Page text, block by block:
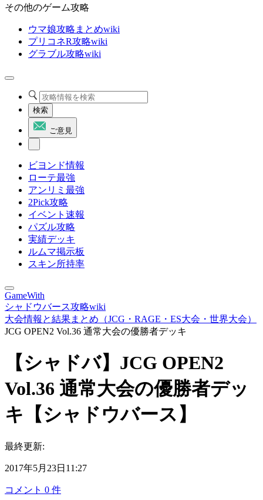
その他のゲーム攻略
ウマ娘攻略まとめwiki
プリコネR攻略wiki
グラブル攻略wiki
検索
ご意見
ビヨンド情報
ローテ最強
アンリミ最強
2Pick攻略
イベント速報
パズル攻略
実績デッキ
ルムマ掲示板
スキン所持率
GameWith
シャドウバース攻略wiki
大会情報と結果まとめ（JCG・RAGE・ES大会・世界大会）
JCG OPEN2 Vol.36 通常大会の優勝者デッキ
【シャドバ】JCG OPEN2
Vol.36 通常大会の優勝者デッ
キ【シャドウバース】
最終更新:
2017年5月23日11:27
コメント 0 件